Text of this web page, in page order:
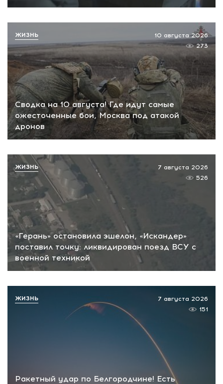
Сводка на 10 августа! Где идут самые
ожесточенные бои, Москва под атакой
дронов
10 августа 2026
273
ЖИЗНЬ
«Герань» остановила эшелон, «Искандер»
поставил точку: ликвидирован поезд ВСУ с
военной техникой
7 августа 2026
526
ЖИЗНЬ
Ракетный удар по Белгородчине! Есть
7 августа 2026
151
ЖИЗНЬ